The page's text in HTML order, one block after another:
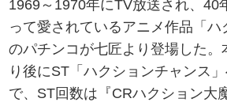
1969～1970年にTV放送され、40
って愛されているアニメ作品「ハ
のパチンコが七匠より登場した。
り後にST「ハクションチャンス
で、ST回数は『CRハクション大